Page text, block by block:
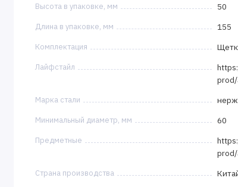
Высота в упаковке, мм 50
Длина в упаковке, мм 155
Комплектация
Лайфстайл
Марка стали
Минимальный диаметр, мм 60
Предметные
Страна производства